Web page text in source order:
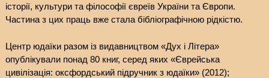
історії, культури та філософії євреїв України та Європи.
Частина з цих праць вже стала бібліографічною рідкістю.
Центр юдаїки разом із видавництвом «Дух і Літера»
опублікували понад 80 книг, серед яких «Єврейська
цивілізація: оксфордський підручник з юдаїки» (2012);